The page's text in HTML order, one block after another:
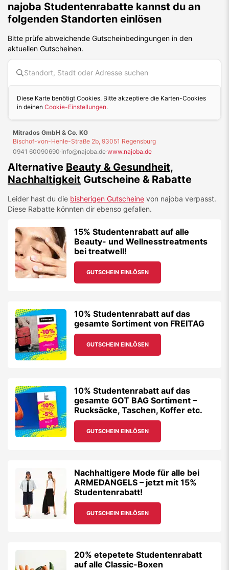
najoba Studentenrabatte kannst du an
folgenden Standorten einlösen
Bitte prüfe abweichende Gutscheinbedingungen in den
aktuellen Gutscheinen.
Diese Karte benötigt Cookies. Bitte akzeptiere die Karten-Cookies
in deinen Cookie-Einstellungen.
Mitrados GmbH & Co. KG
Bischof-von-Henle-Straße 2b, 93051 Regensburg
0941 60090690·info@najoba.de·www.najoba.de
Alternative Beauty & Gesundheit,
Nachhaltigkeit Gutscheine & Rabatte
Leider hast du die bisherigen Gutscheine von najoba verpasst.
Diese Rabatte könnten dir ebenso gefallen.
15% Studentenrabatt auf alle
Beauty- und Wellnesstreatments
bei treatwell!
GUTSCHEIN EINLÖSEN
10% Studentenrabatt auf das
gesamte Sortiment von FREITAG
GUTSCHEIN EINLÖSEN
10% Studentenrabatt auf das
gesamte GOT BAG Sortiment –
Rucksäcke, Taschen, Koffer etc.
GUTSCHEIN EINLÖSEN
Nachhaltigere Mode für alle bei
ARMEDANGELS – jetzt mit 15%
Studentenrabatt!
GUTSCHEIN EINLÖSEN
20% etepetete Studentenrabatt
auf alle Classic-Boxen